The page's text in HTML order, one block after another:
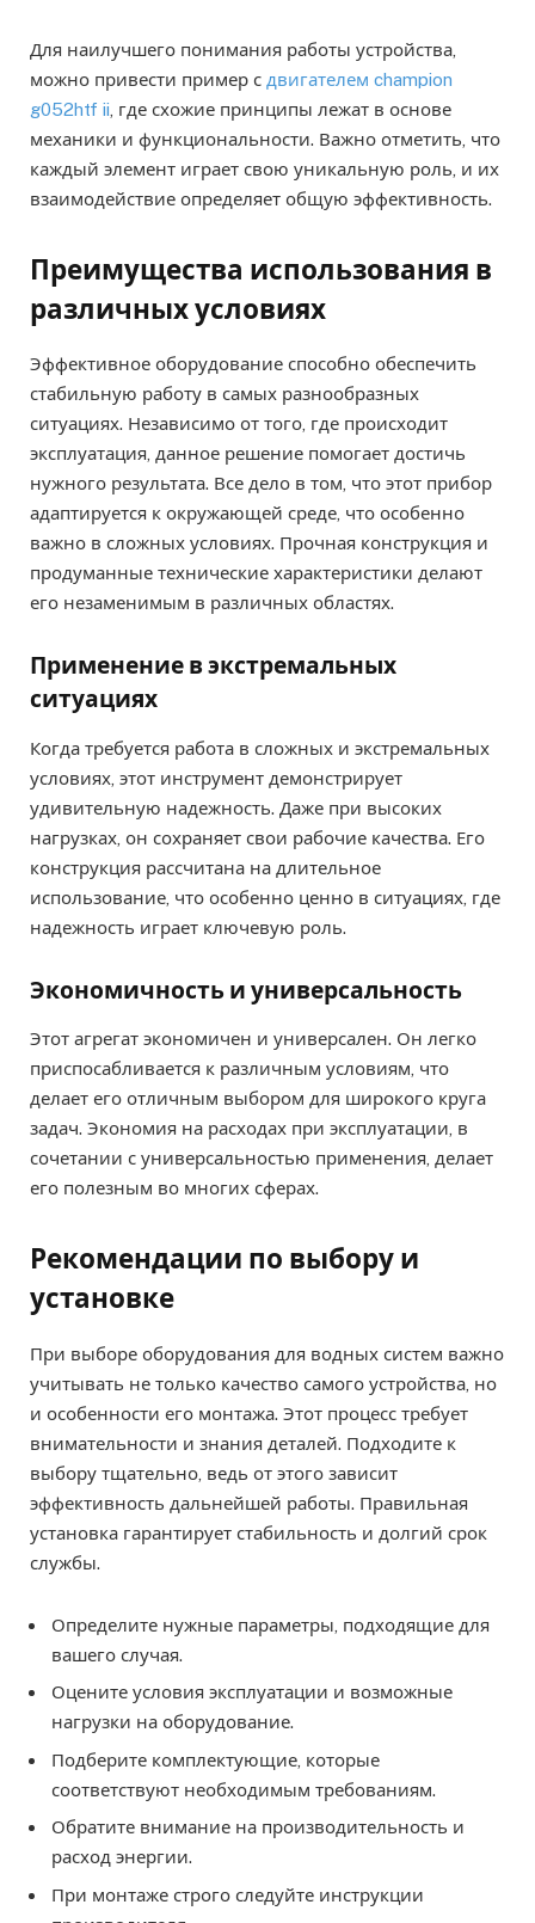
Для наилучшего понимания работы устройства,
можно привести пример с двигателем champion
g052htf ii , где схожие принципы лежат в основе
механики и функциональности. Важно отметить, что
каждый элемент играет свою уникальную роль, и их
взаимодействие определяет общую эффективность.
Преимущества использования в
различных условиях
Эффективное оборудование способно обеспечить
стабильную работу в самых разнообразных
ситуациях. Независимо от того, где происходит
эксплуатация, данное решение помогает достичь
нужного результата. Все дело в том, что этот прибор
адаптируется к окружающей среде, что особенно
важно в сложных условиях. Прочная конструкция и
продуманные технические характеристики делают
его незаменимым в различных областях.
Применение в экстремальных
ситуациях
Когда требуется работа в сложных и экстремальных
условиях, этот инструмент демонстрирует
удивительную надежность. Даже при высоких
нагрузках, он сохраняет свои рабочие качества. Его
конструкция рассчитана на длительное
использование, что особенно ценно в ситуациях, где
надежность играет ключевую роль.
Экономичность и универсальность
Этот агрегат экономичен и универсален. Он легко
приспосабливается к различным условиям, что
делает его отличным выбором для широкого круга
задач. Экономия на расходах при эксплуатации, в
сочетании с универсальностью применения, делает
его полезным во многих сферах.
Рекомендации по выбору и
установке
При выборе оборудования для водных систем важно
учитывать не только качество самого устройства, но
и особенности его монтажа. Этот процесс требует
внимательности и знания деталей. Подходите к
выбору тщательно, ведь от этого зависит
эффективность дальнейшей работы. Правильная
установка гарантирует стабильность и долгий срок
службы.
Определите нужные параметры, подходящие для
вашего случая.
Оцените условия эксплуатации и возможные
нагрузки на оборудование.
Подберите комплектующие, которые
соответствуют необходимым требованиям.
Обратите внимание на производительность и
расход энергии.
При монтаже строго следуйте инструкции